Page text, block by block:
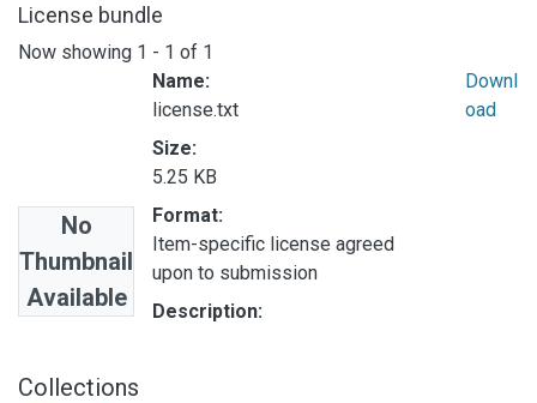
License bundle
Now showing 1 - 1 of 1
No
Thumbnail
Available
Name:
license.txt
Size:
5.25 KB
Format:
Item-specific license agreed
upon to submission
Description:
Downl
oad
Collections